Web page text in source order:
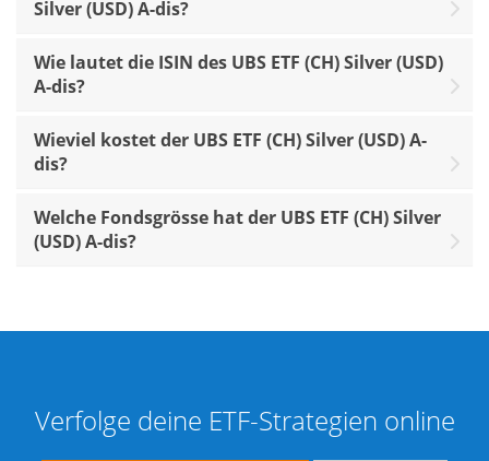
Silver (USD) A-dis?
Wie lautet die ISIN des UBS ETF (CH) Silver (USD)
A-dis?
Wieviel kostet der UBS ETF (CH) Silver (USD) A-
dis?
Welche Fondsgrösse hat der UBS ETF (CH) Silver
(USD) A-dis?
Verfolge deine ETF-Strategien online